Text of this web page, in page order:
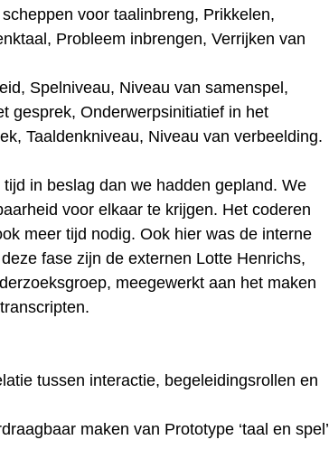
voor taalinbreng, Prikkelen,
Probleem inbrengen, Verrijken van
Spelniveau, Niveau van samenspel,
gesprek, Onderwerpsinitiatief in het
Taaldenkniveau, Niveau van verbeelding.
in beslag dan we hadden gepland. We
voor elkaar te krijgen. Het coderen
meer tijd nodig. Ook hier was de interne
fase zijn de externen Lotte Henrichs,
meegewerkt aan het maken
tussen interactie, begeleidingsrollen en
maken van Prototype ‘taal en spel’